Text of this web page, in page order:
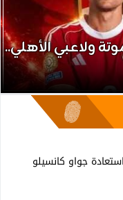
ولاعبي الأهلي..
جواو كانسيلو